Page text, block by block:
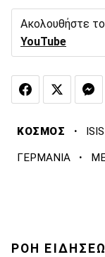
Ακολουθήστε
YouTube
ΚΟΣΜΟΣ · ISIS
ΓΕΡΜΑΝΙΑ ·
ΡΟΗ